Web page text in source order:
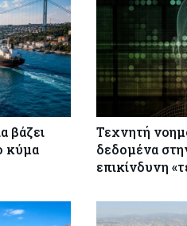
βάζει
κύμα
Τεχνητή
δεδομένα
επικίνδυνη